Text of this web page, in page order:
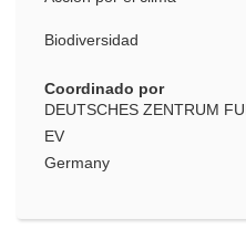
Biodiversidad
Coordinado por
DEUTSCHES ZENTRUM
EV
Germany